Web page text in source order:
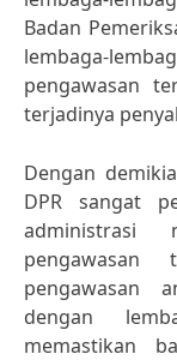
Badan
lembaga-
pengawasan
terjadinya
Dengan
DPR sangat
pengawasan
pengawasan
dengan
memastikan